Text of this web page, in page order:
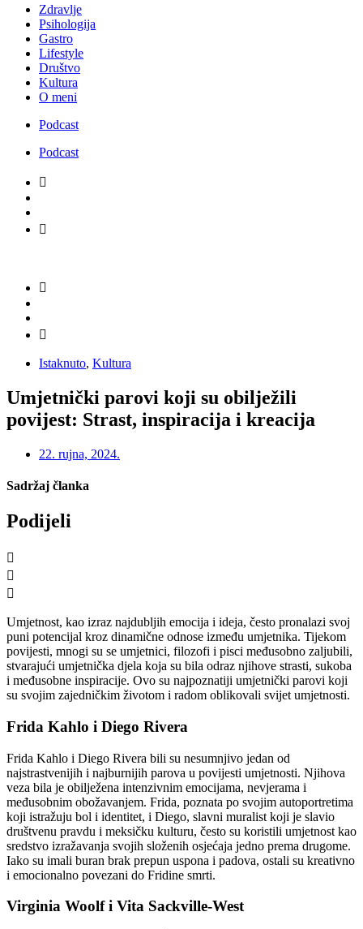
Zdravlje
Psihologija
Gastro
Lifestyle
Društvo
Kultura
O meni
Podcast
Podcast
Istaknuto, Kultura
Umjetnički parovi koji su obilježili
povijest: Strast, inspiracija i kreacija
22. rujna, 2024.
Sadržaj članka
Podijeli
Umjetnost, kao izraz najdubljih emocija i ideja, često pronalazi svoj
puni potencijal kroz dinamične odnose između umjetnika. Tijekom
povijesti, mnogi su se umjetnici, filozofi i pisci međusobno zaljubili,
stvarajući umjetnička djela koja su bila odraz njihove strasti, sukoba
i međusobne inspiracije. Ovo su najpoznatiji umjetnički parovi koji
su svojim zajedničkim životom i radom oblikovali svijet umjetnosti.
Frida Kahlo i Diego Rivera
Frida Kahlo i Diego Rivera bili su nesumnjivo jedan od
najstrastvenijih i najburnijih parova u povijesti umjetnosti. Njihova
veza bila je obilježena intenzivnim emocijama, nevjerama i
međusobnim obožavanjem. Frida, poznata po svojim autoportretima
koji istražuju bol i identitet, i Diego, slavni muralist koji je slavio
društvenu pravdu i meksičku kulturu, često su koristili umjetnost kao
sredstvo izražavanja svojih složenih osjećaja jedno prema drugome.
Iako su imali buran brak prepun uspona i padova, ostali su kreativno
i emocionalno povezani do Fridine smrti.
Virginia Woolf i Vita Sackville-West